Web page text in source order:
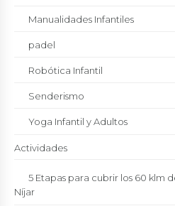
Manualidades Infantiles
padel
Robótica Infantil
Senderismo
Yoga Infantil y Adultos
Actividades
5 Etapas para cubrir los 60 klm
Níjar